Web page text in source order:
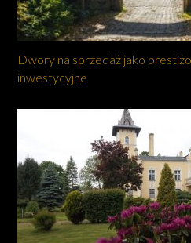
Dwory na sprzedaż jako
inwestycyjne